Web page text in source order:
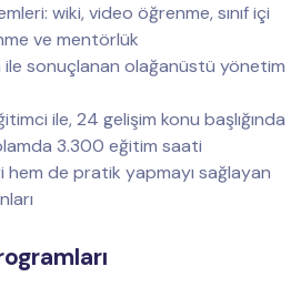
wiki, video öğrenme, sınıf içi
ve mentörlük
ile sonuçlanan olağanüstü yönetim
ile, 24 gelişim konu başlığında
3.300 eğitim saati
hem de pratik yapmayı sağlayan